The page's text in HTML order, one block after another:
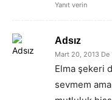
Yanıt verin
Adsız
Mart 20, 2013 De
Elma şekeri
sevmem